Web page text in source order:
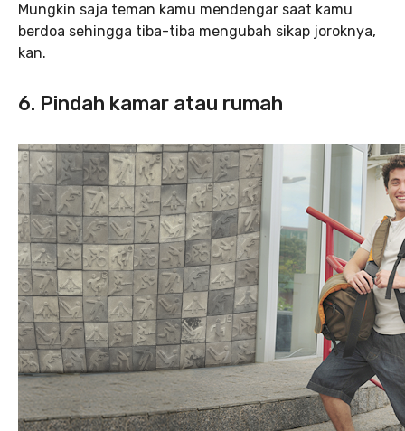
Mungkin saja teman kamu mendengar saat kamu
berdoa sehingga tiba-tiba mengubah sikap joroknya,
kan.
6. Pindah kamar atau rumah